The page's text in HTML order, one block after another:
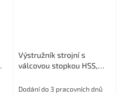
Výstružník strojní s
válcovou stopkou HSS,
Dodání do 3 pracovních dnů